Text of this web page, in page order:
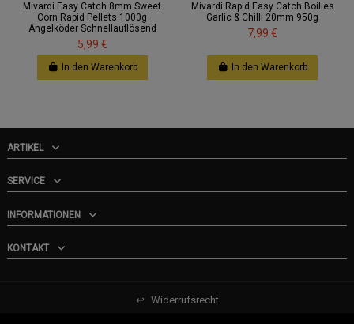
Mivardi Easy Catch 8mm Sweet
Corn Rapid Pellets 1000g
Angelköder Schnellauflösend
5,99 €
In den Warenkorb
Mivardi Rapid Easy Catch Boilies
Garlic & Chilli 20mm 950g
7,99 €
In den Warenkorb
ARTIKEL
SERVICE
INFORMATIONEN
KONTAKT
↩ Widerrufsrecht